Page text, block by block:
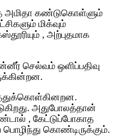
அமிதா கண்டுகொள்ளும்
மிக்வும்
, அற்புதமாக
செல்வம் ஒளிப்பதிவு
.
றன.
. அதுபோலத்தான்
, கேட்டுப்போகாத
பொழிந்து கொண்டிருக்கும்.